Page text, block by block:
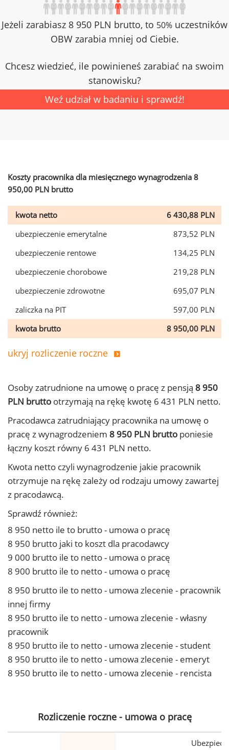
Jeżeli zarabiasz 8 950 PLN brutto, to 50% uczestników
OBW zarabia mniej od Ciebie.
Chcesz wiedzieć, ile powinieneś zarabiać na swoim
stanowisku?
Weź udział w badaniu i sprawdź!
Koszty pracownika dla miesięcznego wynagrodzenia 8
950,00 PLN brutto
kwota netto
6 430,88 PLN
ubezpieczenie emerytalne
873,52 PLN
ubezpieczenie rentowe
134,25 PLN
ubezpieczenie chorobowe
219,28 PLN
ubezpieczenie zdrowotne
695,07 PLN
zaliczka na PIT
597,00 PLN
kwota brutto
8 950,00 PLN
ukryj rozliczenie roczne
Osoby zatrudnione na umowę o pracę z pensją 8 950
PLN brutto otrzymają na rękę kwotę 6 431 PLN netto.
Pracodawca zatrudniający pracownika na umowę o
pracę z wynagrodzeniem 8 950 PLN brutto poniesie
łączny koszt równy 6 431 PLN netto.
Kwota netto czyli wynagrodzenie jakie pracownik
otrzymuje na rękę zależy od rodzaju umowy zawartej
z pracodawcą.
Sprawdź również:
8 950 netto ile to brutto - umowa o pracę
8 950 brutto jaki to koszt dla pracodawcy
9 000 brutto ile to netto - umowa o pracę
8 900 brutto ile to netto - umowa o pracę
8 950 brutto ile to netto - umowa zlecenie - pracownik
innej firmy
8 950 brutto ile to netto - umowa zlecenie - własny
pracownik
8 950 brutto ile to netto - umowa zlecenie - student
8 950 brutto ile to netto - umowa zlecenie - emeryt
8 950 brutto ile to netto - umowa zlecenie - rencista
Rozliczenie roczne - umowa o pracę